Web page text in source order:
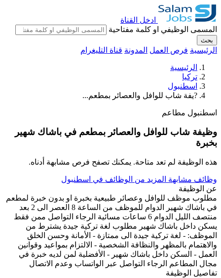
ادخل القناة
المسمى الوظيفي او كلمة مفتاحية
بحث
الرئيسية فرص العمل المدونة قناة التليغرام
الرئيسية
تركيا
اسطنبول
?يفة شاب للوافل والعصائر بمطعم...
اسطنبول مطاعم
وظيفة شاب للوافل والعصائر بمطعم في باشاك شهير
بخبرة
هذه الوظيفة لم تعد متاحة. يمكنك تصفح فرص مشابهة أدناه.
وظائف مشابهة المزيد من الوظائف في اسطنبول
عن الوظيفة
مطلوب موظف للوافل وعصائر طبيعية بخبرة او بدون خبرة لمطعم
في باشاك شهير الدوام للموظف من الساعة 8 العصر الى 2 بعد
منتصف الليل الدوام 6 ساعات مسائية الرجاء التواصل ممن فقط
يسكن داخل باشاك شهير مطلوب لغة تركية جيدة يشترط من
الموظف: - لغة تركية جيدة الى ممتازة - الأمانة وحسن الخلق
والاهتمام بالمظهر والنظافة الشخصية - الالتزام بمواعيد وقوانين
العمل - السكن داخل باشاك شهير - الأفضلية لمن لديه خبرة في
مجال المطاعم الرجاء التواصل عبر الواتساب وعدم الاتصال
تفاصيل الوظيفة